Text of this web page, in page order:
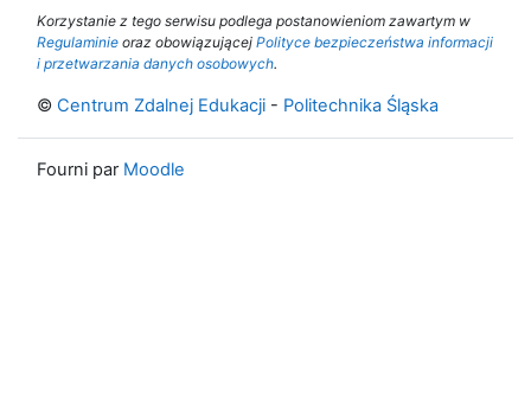
Korzystanie z tego serwisu podlega postanowieniom zawartym w
Regulaminie oraz obowiązującej Polityce bezpieczeństwa informacji
i przetwarzania danych osobowych.
© Centrum Zdalnej Edukacji - Politechnika Śląska
Fourni par Moodle